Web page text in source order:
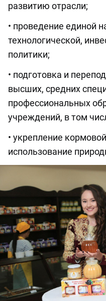
развитию отрасли;
• проведение единой
технологической,
политики;
• подготовка и
высших, средних
профессиональных
учреждений, в том
• укрепление
использование